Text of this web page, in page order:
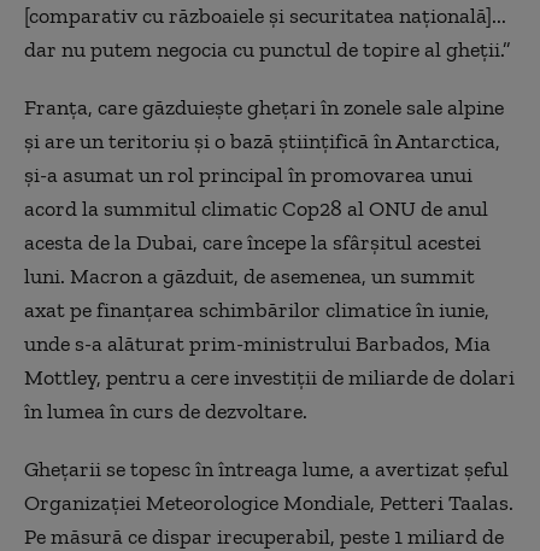
[comparativ cu războaiele și securitatea națională]...
dar nu putem negocia cu punctul de topire al gheții.”
Franța, care găzduiește ghețari în zonele sale alpine
și are un teritoriu și o bază științifică în Antarctica,
și-a asumat un rol principal în promovarea unui
acord la summitul climatic Cop28 al ONU de anul
acesta de la Dubai, care începe la sfârșitul acestei
luni. Macron a găzduit, de asemenea, un summit
axat pe finanțarea schimbărilor climatice în iunie,
unde s-a alăturat prim-ministrului Barbados, Mia
Mottley, pentru a cere investiții de miliarde de dolari
în lumea în curs de dezvoltare.
Ghețarii se topesc în întreaga lume, a avertizat șeful
Organizației Meteorologice Mondiale, Petteri Taalas.
Pe măsură ce dispar irecuperabil, peste 1 miliard de